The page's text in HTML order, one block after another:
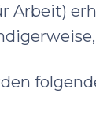
Arbeit)